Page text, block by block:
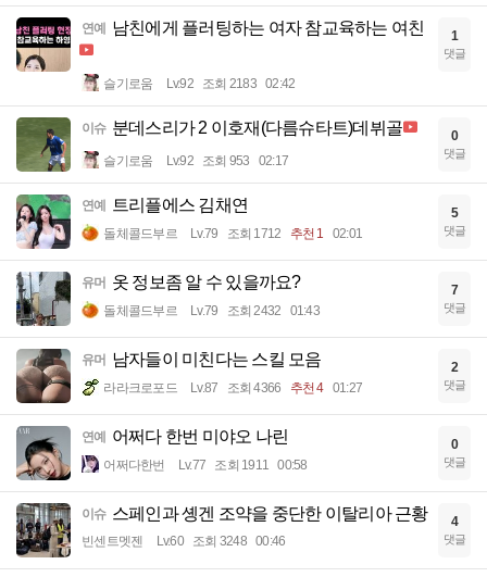
연예 남친에게 플러팅하는 여자 참교육하는 여친
슬기로움 Lv.92 조회 2183 02:42
1
댓글
이슈 분데스리가 2 이호재(다름슈타트)데뷔골
슬기로움 Lv.92 조회 953 02:17
0
댓글
연예 트리플에스 김채연
돌체콜드부르 Lv.79 조회 1712 추천 1 02:01
5
댓글
유머 옷 정보좀 알 수 있을까요?
돌체콜드부르 Lv.79 조회 2432 01:43
7
댓글
유머 남자들이 미친다는 스킬 모음
라라크로포드 Lv.87 조회 4366 추천 4 01:27
2
댓글
연예 어쩌다 한번 미야오 나린
어쩌다한번 Lv.77 조회 1911 00:58
0
댓글
이슈 스페인과 솅겐 조약을 중단한 이탈리아 근황
빈센트멧젠 Lv.60 조회 3248 00:46
4
댓글